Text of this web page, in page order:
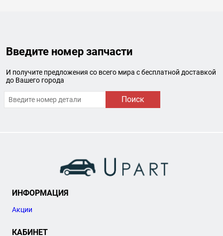
Введите номер запчасти
И получите предложения со всего мира с бесплатной доставкой
до Вашего города
Поиск
ИНФОРМАЦИЯ
Акции
КАБИНЕТ